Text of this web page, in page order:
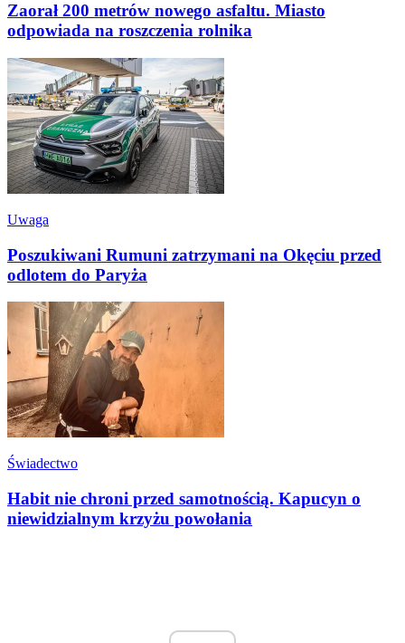
Zaorał 200 metrów nowego asfaltu. Miasto
odpowiada na roszczenia rolnika
Uwaga
Poszukiwani Rumuni zatrzymani na Okęciu przed
odlotem do Paryża
Świadectwo
Habit nie chroni przed samotnością. Kapucyn o
niewidzialnym krzyżu powołania